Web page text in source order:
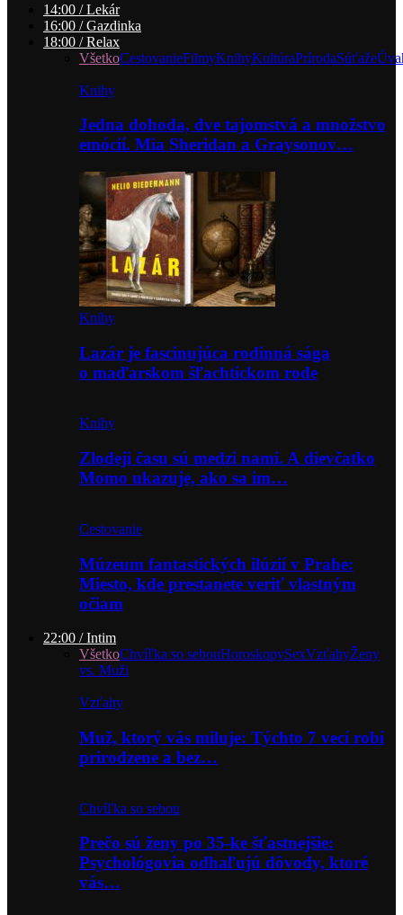
14:00 / Lekár
16:00 / Gazdinka
18:00 / Relax
VšetkoCestovanieFilmyKnihyKultúraPrírodaSúťaže
Knihy
Jedna dohoda, dve tajomstvá a množstvo
emócií. Mia Sheridan a Graysonov…
Knihy
Lazár je fascinujúca rodinná sága
o maďarskom šľachtickom rode
Knihy
Zlodeji času sú medzi nami. A dievčatko
Momo ukazuje, ako sa im…
Cestovanie
Múzeum fantastických ilúzií v Prahe:
Miesto, kde prestanete veriť vlastným
očiam
22:00 / Intim
VšetkoChvíľka so sebouHoroskopySexVzťahyŽeny
vs. Muži
Vzťahy
Muž, ktorý vás miluje: Týchto 7 vecí robí
prirodzene a bez…
Chvíľka so sebou
Prečo sú ženy po 35-ke šťastnejšie:
Psychológovia odhaľujú dôvody, ktoré
vás…